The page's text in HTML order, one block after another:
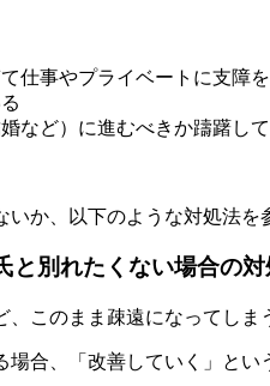
仕事やプライベートに支障
など）に進むべきか躊躇し
か、以下のような対処法を
と別れたくない場合の
このまま疎遠になってし
合、「改善していく」とい